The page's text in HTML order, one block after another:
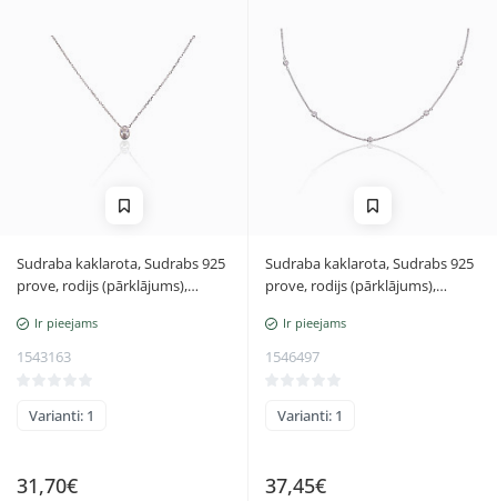
Sudraba kaklarota, Sudrabs 925
prove, rodijs (pārklājums),
Ir pieejams
1543163
Varianti: 1
31,70€
Sudraba kaklarota, Sudrabs 925
prove, rodijs (pārklājums),
Ir pieejams
1546497
Varianti: 1
37,45€